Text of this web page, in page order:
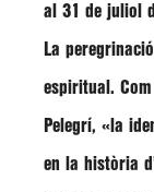
al 31 de juliol
La
espiritual.
Pelegrí, «la
en la història